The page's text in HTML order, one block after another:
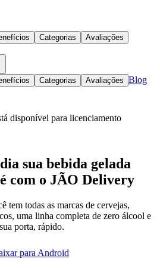
Categorias Avaliações
Categorias Avaliações Blog
disponível para licenciamento
sua bebida gelada
é com o JÃO Delivery
tem todas as marcas de cervejas,
uma linha completa de zero álcool e
porta, rápido.
para Android